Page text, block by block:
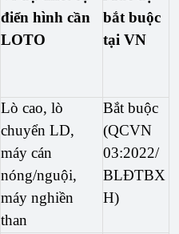
điển hình cần
LOTO
bắt buộc
tại VN
Lò cao, lò
chuyển LD,
máy cán
nóng/nguội,
máy nghiền
than
Bắt buộc
(QCVN
03:2022/
BLĐTBX
H)